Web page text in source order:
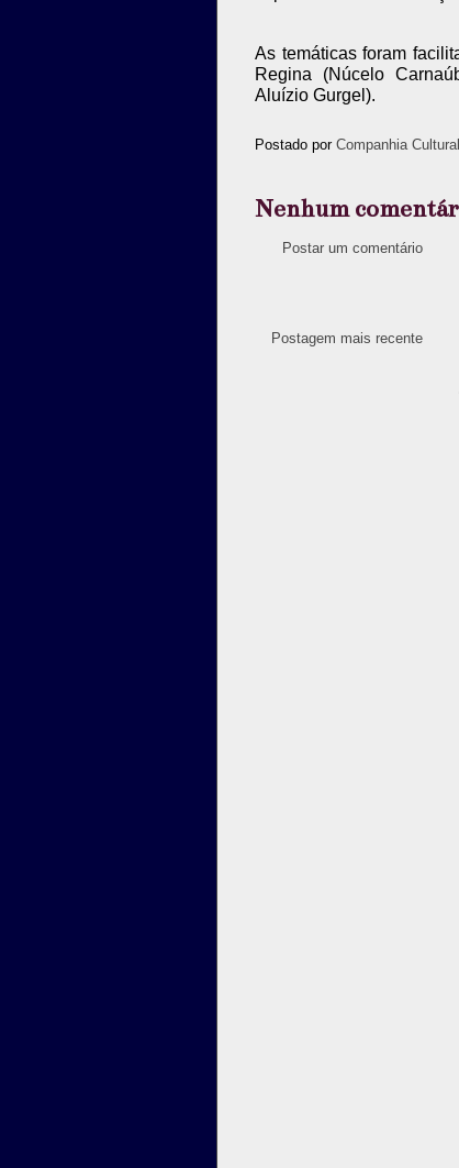
As temáticas foram
Regina (Núcelo
Aluízio Gurgel).
Postado por Companhia
Nenhum
Postar um comentário
Postagem mais recente